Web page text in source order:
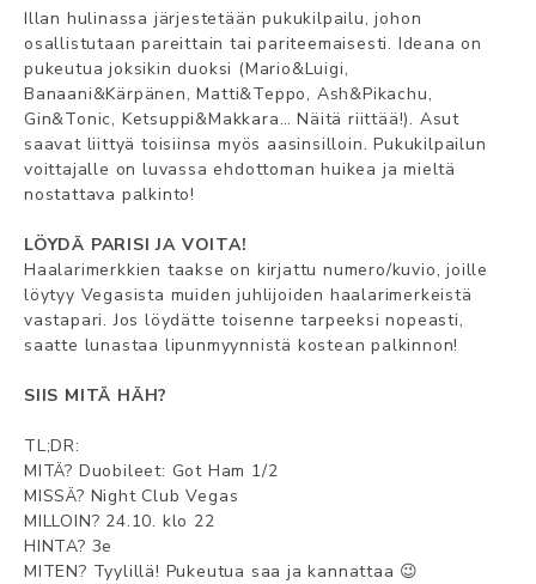
Illan hulinassa järjestetään pukukilpailu, johon
osallistutaan pareittain tai pariteemaisesti. Ideana on
pukeutua joksikin duoksi (Mario&Luigi,
Banaani&Kärpänen, Matti&Teppo, Ash&Pikachu,
Gin&Tonic, Ketsuppi&Makkara… Näitä riittää!). Asut
saavat liittyä toisiinsa myös aasinsilloin. Pukukilpailun
voittajalle on luvassa ehdottoman huikea ja mieltä
nostattava palkinto!
LÖYDÄ PARISI JA VOITA!
Haalarimerkkien taakse on kirjattu numero/kuvio, joille
löytyy Vegasista muiden juhlijoiden haalarimerkeistä
vastapari. Jos löydätte toisenne tarpeeksi nopeasti,
saatte lunastaa lipunmyynnistä kostean palkinnon!
SIIS MITÄ HÄH?
TL;DR:
MITÄ? Duobileet: Got Ham 1/2
MISSÄ? Night Club Vegas
MILLOIN? 24.10. klo 22
HINTA? 3e
MITEN? Tyylillä! Pukeutua saa ja kannattaa 😉